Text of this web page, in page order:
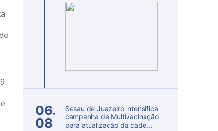
06.
08
Sesau de Juazeiro intensifica
campanha de Multivacinação
para atualização da cade...